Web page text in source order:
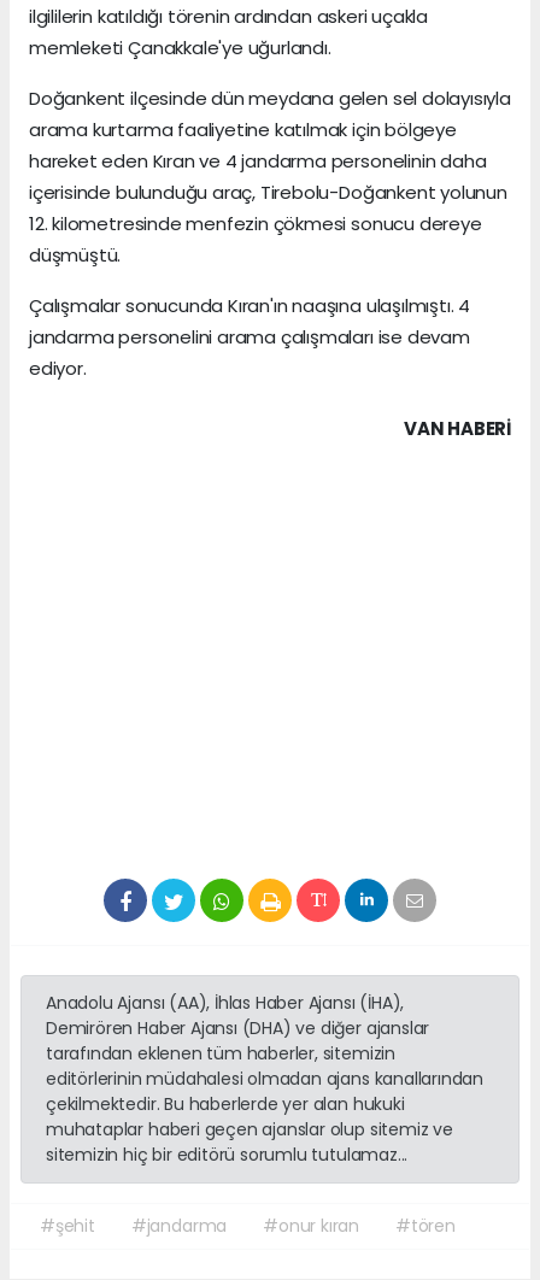
ilgililerin katıldığı törenin ardından askeri uçakla
memleketi Çanakkale'ye uğurlandı.
Doğankent ilçesinde dün meydana gelen sel dolayısıyla
arama kurtarma faaliyetine katılmak için bölgeye
hareket eden Kıran ve 4 jandarma personelinin daha
içerisinde bulunduğu araç, Tirebolu-Doğankent yolunun
12. kilometresinde menfezin çökmesi sonucu dereye
düşmüştü.
Çalışmalar sonucunda Kıran'ın naaşına ulaşılmıştı. 4
jandarma personelini arama çalışmaları ise devam
ediyor.
VAN HABERİ
Anadolu Ajansı (AA), İhlas Haber Ajansı (İHA),
Demirören Haber Ajansı (DHA) ve diğer ajanslar
tarafından eklenen tüm haberler, sitemizin
editörlerinin müdahalesi olmadan ajans kanallarından
çekilmektedir. Bu haberlerde yer alan hukuki
muhataplar haberi geçen ajanslar olup sitemiz ve
sitemizin hiç bir editörü sorumlu tutulamaz...
#şehit #jandarma #onur kıran #tören